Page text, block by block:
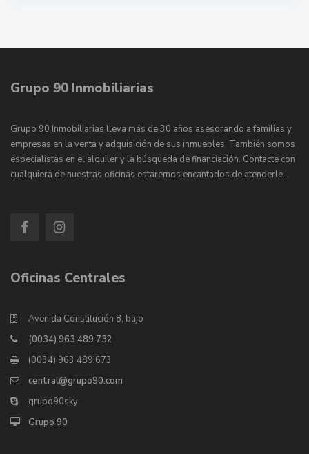
Grupo 90 Inmobiliarias
Grupo 90 Inmobiliarias lleva más de 30 años asesorando a familias y
empresas en la venta y adquisición de sus inmuebles. También somos
especialistas en el alquiler y la búsqueda de financiación. Contacte con
cualquiera de nuestras oficinas estaremos encantados de atenderle…
Oficinas Centrales
Avenida Constitución 8, bajo
(0034) 963 489 732
(0034) 963 489 673
central@grupo90.com
grupo90sky
Grupo 90